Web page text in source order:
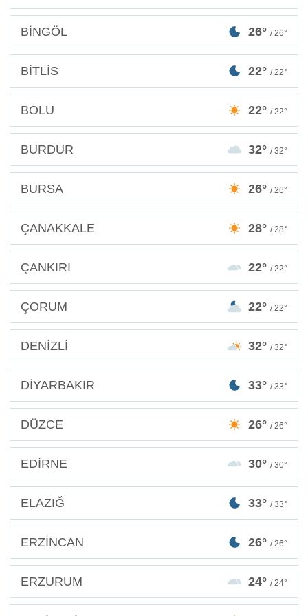
BİNGÖL 26° / 26°
BİTLİS 22° / 22°
BOLU 22° / 22°
BURDUR 32° / 32°
BURSA 26° / 26°
ÇANAKKALE 28° / 28°
ÇANKIRI 22° / 22°
ÇORUM 22° / 22°
DENİZLİ 32° / 32°
DİYARBAKIR 33° / 33°
DÜZCE 26° / 26°
EDİRNE 30° / 30°
ELAZIĞ 33° / 33°
ERZİNCAN 26° / 26°
ERZURUM 24° / 24°